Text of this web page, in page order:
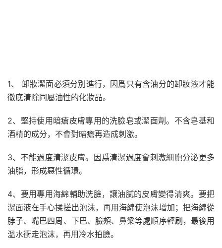
1、 卸妝潔面必須分別進行，因爲只有含油分的卸妝液才能
徹底清除同屬油性的化妝品。
2、堅持使用暗瘡皮膚專用的洗臉皂或潔面劑。不含皂基和
酒精的成分，不會對暗瘡再造成刺激。
3、不能過度清潔皮膚。因爲清潔過度會刺激細胞分泌更多
油脂，形成惡性循環。
4、要用專用海綿輔助洗臉，讓油膩的皮膚變得清爽。要把
潔面液在手心揉搓出泡沫，再用海綿使泡沫增加；把海綿從
脖子、嘴巴四周、下巴、臉頰、鼻梁等處順序輕刷，最後用
溫水衝走泡沫，再用冷水拍臉。